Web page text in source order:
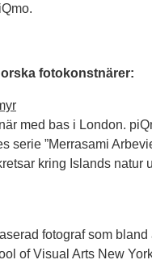
fotokonstnärer:
med bas i London.
serie ”Merrasami
kring Islands natur
fotograf som bland
of Visual Arts New